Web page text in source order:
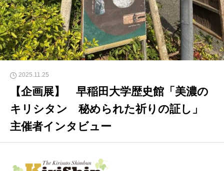
2025.11.25
【企画展】 早稲田大学歴史館「美濃の
キリシタン 秘められた祈りの証し」
主催者インタビュー